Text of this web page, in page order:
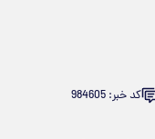
کد خبر: 984605